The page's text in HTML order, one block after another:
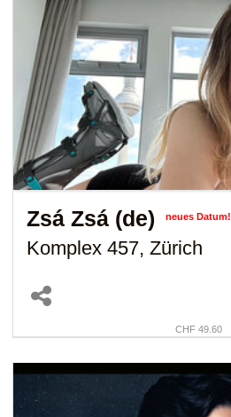
Zsá Zsá (de) neues Datum!
Komplex 457, Zürich
CHF 49.60